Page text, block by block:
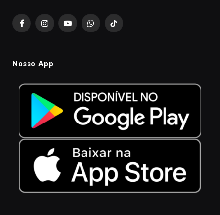
FacebookInstagramYouTubeWhatsAppTikTok
Nosso App